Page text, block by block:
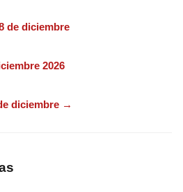
de diciembre
2026
diciembre →